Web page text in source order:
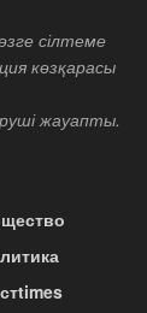
сілтеме
көзқарасы
жауапты.